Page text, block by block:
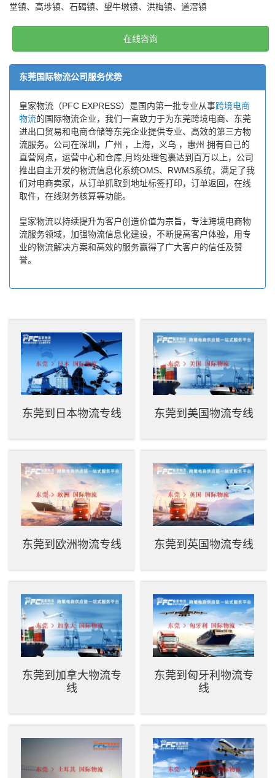
堂镇、高埗镇、石碣镇、望牛墩镇、洪梅镇、道滘镇
在线咨询
东莞国际物流公司服务优势
皇家物流（PFC EXPRESS）是国内第一批专业从事跨境电商
物流的国际物流企业，我们一直致力于为东莞跨境电商、东莞
进出口贸易和电商仓储等东莞企业提供专业、高效的第三方物
流服务。公司在深圳，广州 ，上海，义乌 ，惠州 拥有自己的
直营网点，运营中心和仓库,月均处理包裹达到百万以上，公司
推出自主开发的物流信息化系统OMS、RWMS系统，满足了我
们对电商卖家，从订单抓取到地址标签打印，订单返回，在线
取件，在线财务核算等功能。
皇家物流以持续提升为客户创造价值为宗旨，专注跨境电商物
流服务领域，加强物流信息化建设，不断提高客户体验，用专
业的物流解决方案和高效的服务赢得了广大客户的信任及赞
誉。
东莞到日本物流专线 东莞到美国物流专线
东莞到欧洲物流专线 东莞到英国物流专线
东莞到加拿大物流专
线
东莞到匈牙利物流专
线